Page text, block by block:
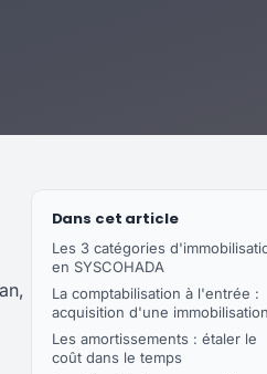
Dans cet article
Les 3 catégories
en SYSCOHADA
La comptabilisation à l'entrée :
acquisition d'une immobilisation
Les amortissements : étaler le
coût dans le temps